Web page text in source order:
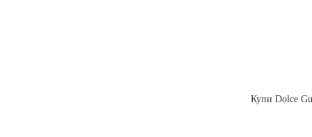
Купи Dolce